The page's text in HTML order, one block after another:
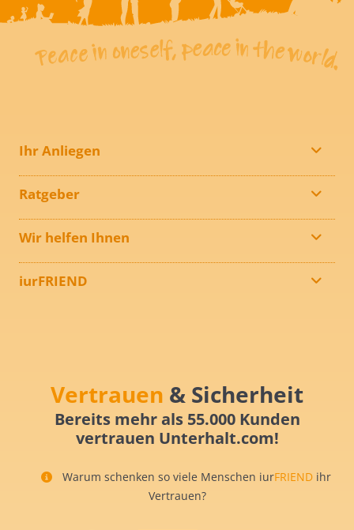
Ihr Anliegen
Ratgeber
Wir helfen Ihnen
iurFRIEND
Vertrauen & Sicherheit
Bereits mehr als 55.000 Kunden
vertrauen Unterhalt.com!
Warum schenken so viele Menschen iurFRIEND ihr
Vertrauen?